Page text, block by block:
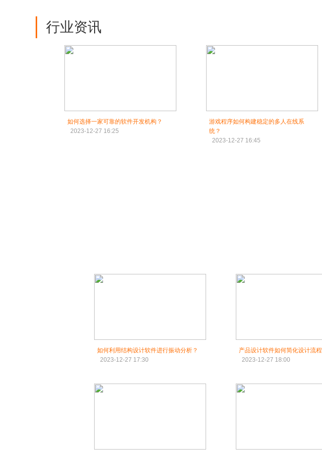
行业资讯
如何选择一家可靠的软件开发机构？
2023-12-27 16:25
游戏程序如何构建稳定的多人在线系
统？
2023-12-27 16:45
如何利用结构设计软件进行振动分析？
2023-12-27 17:30
产品设计软件如何简化设计流程
2023-12-27 18:00